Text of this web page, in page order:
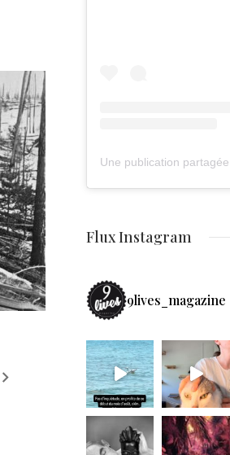
Flux Instagram
9lives_magazine